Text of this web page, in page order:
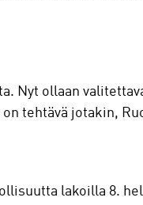
Nyt ollaan
tehtävä jotakin,
lakoilla 8.